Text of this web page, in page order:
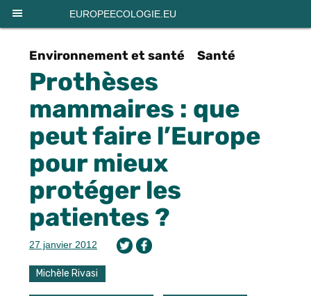
EUROPEECOLOGIE.EU
Environnement et santé Santé
Prothèses
mammaires : que
peut faire l’Europe
pour mieux
protéger les
patientes ?
27 janvier 2012
Michèle Rivasi